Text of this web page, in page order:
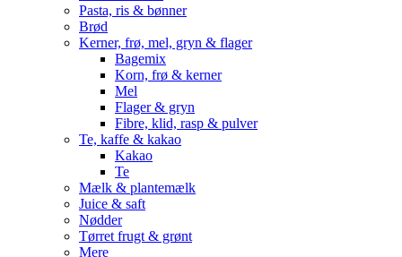
Pasta, ris & bønner
Brød
Kerner, frø, mel, gryn & flager
Bagemix
Korn, frø & kerner
Mel
Flager & gryn
Fibre, klid, rasp & pulver
Te, kaffe & kakao
Kakao
Te
Mælk & plantemælk
Juice & saft
Nødder
Tørret frugt & grønt
Mere